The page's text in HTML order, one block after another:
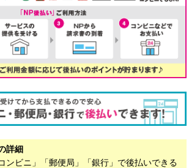
詳細
ンビニ」「郵便局」「銀行」で後払いできる